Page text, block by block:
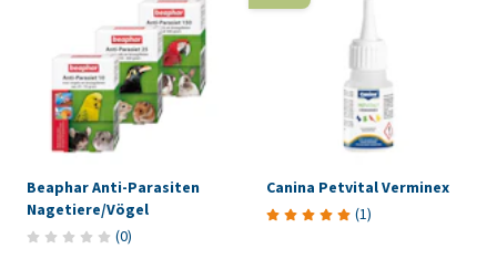
Beaphar Anti-Parasiten
Nagetiere/Vögel
(0)
Canina Petvital Verminex
(1)